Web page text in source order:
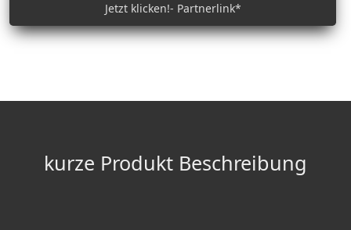
Jetzt klicken!- Partnerlink*
kurze Produkt Beschreibung